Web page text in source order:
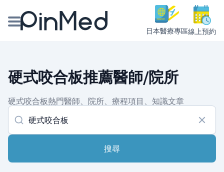
日本醫療專區線上預約
醫師專欄專訪
健康主題館
我是醫療人員
硬式咬合板推薦醫師/院所
硬式咬合板熱門醫師、院所、療程項目、知識文章
搜尋